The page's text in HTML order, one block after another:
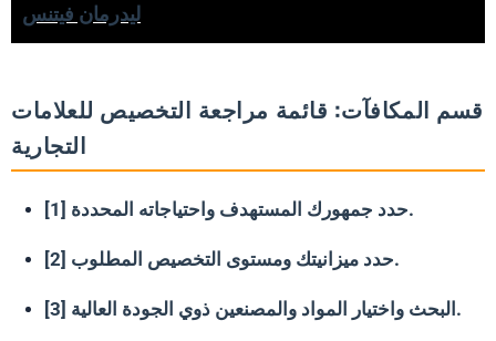
ليدرمان فيتنس
قسم المكافآت: قائمة مراجعة التخصيص للعلامات
التجارية
[1] حدد جمهورك المستهدف واحتياجاته المحددة.
[2] حدد ميزانيتك ومستوى التخصيص المطلوب.
[3] البحث واختيار المواد والمصنعين ذوي الجودة العالية.